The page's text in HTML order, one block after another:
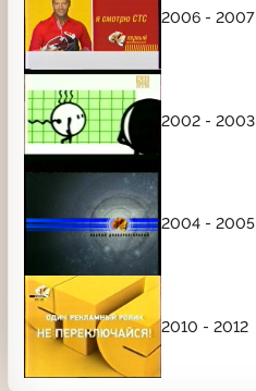
2006 - 2007
2002 - 2003
2004 - 2005
2010 - 2012